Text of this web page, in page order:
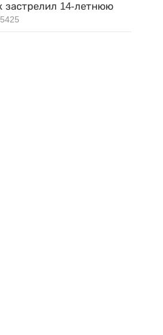
застрелил 14-летнюю
5425